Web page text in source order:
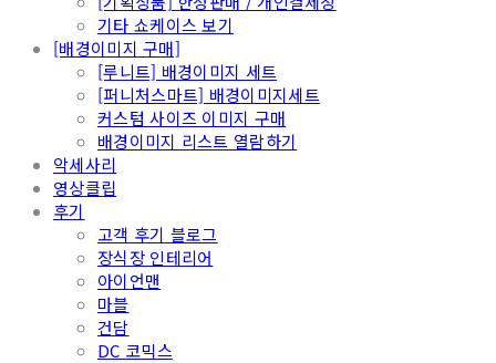
기타 쇼케이스 보기
[배경이미지 구매]
[루니트] 배경이미지 세트
[퍼니처스마트] 배경이미지세트
커스텀 사이즈 이미지 구매
배경이미지 리스트 열람하기
악세사리
영상클립
후기
고객 후기 블로그
장식장 인테리어
아이언맨
마블
건담
DC 코믹스